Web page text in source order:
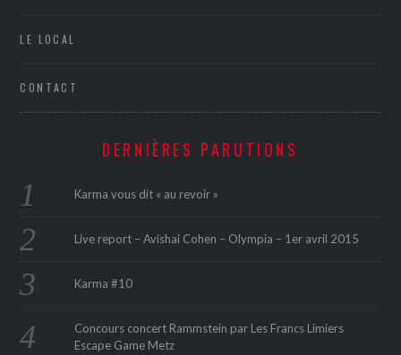
LE LOCAL
CONTACT
DERNIÈRES PARUTIONS
Karma vous dit « au revoir »
Live report – Avishai Cohen – Olympia – 1er avril 2015
Karma #10
Concours concert Rammstein par Les Francs Limiers
Escape Game Metz